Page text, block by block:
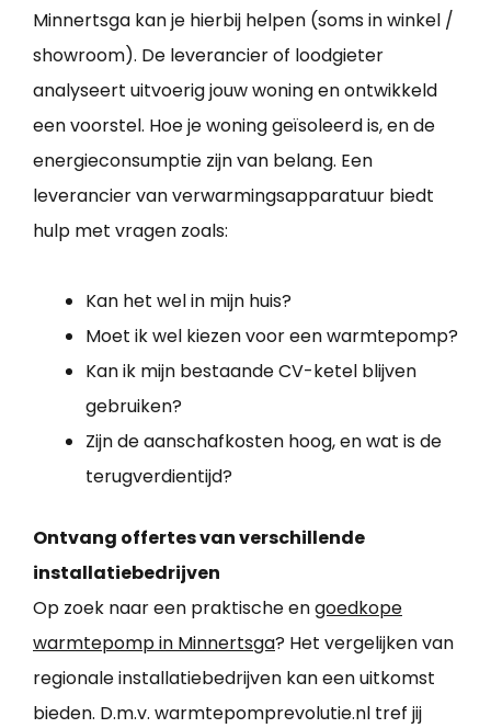
Minnertsga kan je hierbij helpen (soms in winkel /
showroom). De leverancier of loodgieter
analyseert uitvoerig jouw woning en ontwikkeld
een voorstel. Hoe je woning geïsoleerd is, en de
energieconsumptie zijn van belang. Een
leverancier van verwarmingsapparatuur biedt
hulp met vragen zoals:
Kan het wel in mijn huis?
Moet ik wel kiezen voor een warmtepomp?
Kan ik mijn bestaande CV-ketel blijven
gebruiken?
Zijn de aanschafkosten hoog, en wat is de
terugverdientijd?
Ontvang offertes van verschillende
installatiebedrijven
Op zoek naar een praktische engoedkope
warmtepomp in Minnertsga? Het vergelijken van
regionale installatiebedrijven kan een uitkomst
bieden. D.m.v. warmtepomprevolutie.nl tref jij